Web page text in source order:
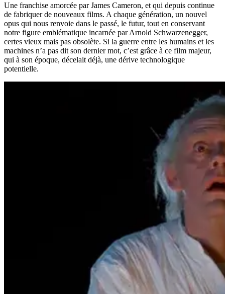
Une franchise amorcée par James Cameron, et qui depuis continue
de fabriquer de nouveaux films. A chaque génération, un nouvel
opus qui nous renvoie dans le passé, le futur, tout en conservant
notre figure emblématique incarnée par Arnold Schwarzenegger,
certes vieux mais pas obsolète. Si la guerre entre les humains et les
machines n’a pas dit son dernier mot, c’est grâce à ce film majeur,
qui à son époque, décelait déjà, une dérive technologique
potentielle.